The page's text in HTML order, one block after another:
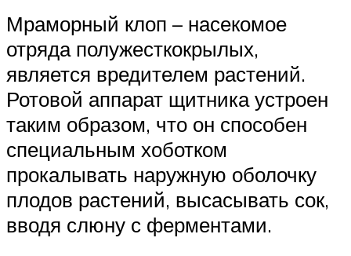
Мраморный клоп – насекомое
отряда полужесткокрылых,
является вредителем растений.
Ротовой аппарат щитника устроен
таким образом, что он способен
специальным хоботком
прокалывать наружную оболочку
плодов растений, высасывать сок,
вводя слюну с ферментами.